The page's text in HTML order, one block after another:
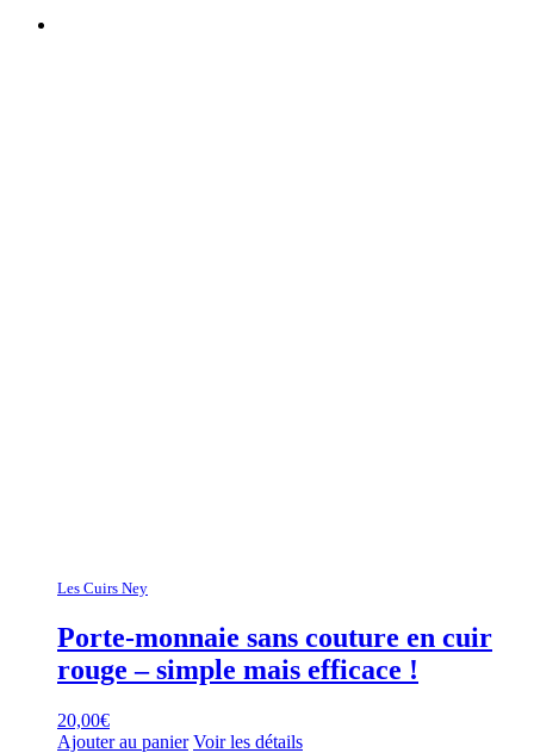
Les Cuirs Ney
Porte-monnaie sans couture en cuir
rouge – simple mais efficace !
20,00€
Ajouter au panier Voir les détails